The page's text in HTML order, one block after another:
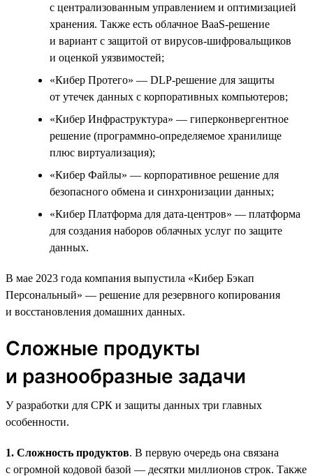
с централизованным управлением и оптимизацией
хранения. Также есть облачное BaaS-решение
и вариант с защитой от вирусов-шифровальщиков
и оценкой уязвимостей;
«Кибер Протего» — DLP-решение для защиты
от утечек данных с корпоративных компьютеров;
«Кибер Инфраструктура» — гиперконвергентное
решение (программно-определяемое хранилище
плюс виртуализация);
«Кибер Файлы» — корпоративное решение для
безопасного обмена и синхронизации данных;
«Кибер Платформа для дата-центров» — платформа
для создания наборов облачных услуг по защите
данных.
В мае 2023 года компания выпустила «Кибер Бэкап
Персональный» — решение для резервного копирования
и восстановления домашних данных.
Сложные продукты
и разнообразные задачи
У разработки для СРК и защиты данных три главных
особенности.
1. Сложность продуктов. В первую очередь она связана
с огромной кодовой базой — десятки миллионов строк. Также